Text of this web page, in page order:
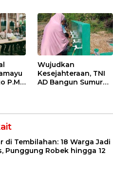
Lembah Anai dan
Malalak
P.M.,
Wujudkan
Kesejahteraan, TNI
AD Bangun Sumur
di Tembilahan: 18 Warga Jadi
Punggung Robek hingga 12